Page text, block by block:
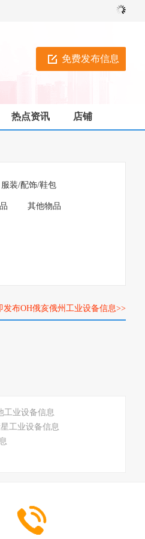
免费发布信息
热点资讯 店铺
服装/配饰/鞋包
其他物品
发布OH俄亥俄州工业设备信息>>
工业设备信息
工业设备信息